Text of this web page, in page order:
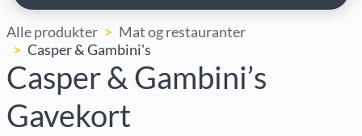
Alle produkter
Mat og restauranter
Casper & Gambini's
Casper & Gambini’s
Gavekort